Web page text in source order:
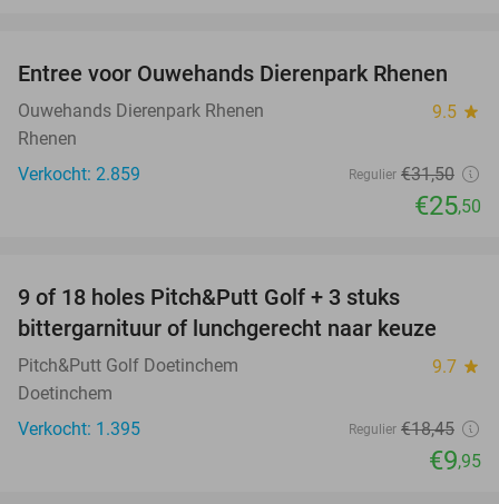
19%
Entree voor Ouwehands Dierenpark Rhenen
Ouwehands Dierenpark Rhenen 9.5 star
Rhenen
Verkocht: 2.859
Regulier €31,50
€25,50
9 of 18 holes Pitch&Putt Golf + 3 stuks
bittergarnituur of lunchgerecht naar keuze
Pitch&Putt Golf Doetinchem 9.7 star
Doetinchem
Verkocht: 1.395
Regulier €18,45
€9,95